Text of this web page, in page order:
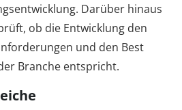
Darüber hinaus
ob die Entwicklung den
und den Best
Branche entspricht.